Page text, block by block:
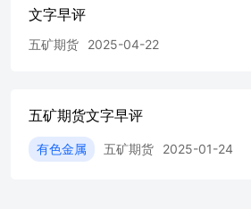
数为12.5，高于预期的8.5。美国3
数为22.3万人，小幅低于预期的
议中，鲍威尔对于美国通胀的预
阵图。在美联储降息周期具备确
文字早评
五矿期货 2025-04-22
五矿期货文字早评
有色金属 五矿期货 2025-01-24